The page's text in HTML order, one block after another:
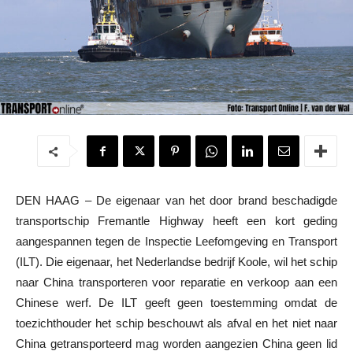
DEN HAAG – De eigenaar van het door brand beschadigde
transportschip Fremantle Highway heeft een kort geding
aangespannen tegen de Inspectie Leefomgeving en Transport
(ILT). Die eigenaar, het Nederlandse bedrijf Koole, wil het schip
naar China transporteren voor reparatie en verkoop aan een
Chinese werf. De ILT geeft geen toestemming omdat de
toezichthouder het schip beschouwt als afval en het niet naar
China getransporteerd mag worden aangezien China geen lid